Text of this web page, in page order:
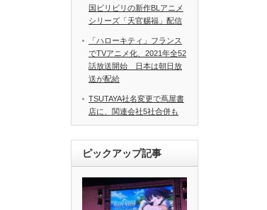
国ビリビリの新作BLアニメ
シリーズ「天官赐福」配信
「ハローキティ」フランス
でTVアニメ化、2021年全52
話放送開始 日本は朝日放
送が配給
TSUTAYA社名変更で蔦屋書
店に、関連会社5社合併も
ピックアップ記事